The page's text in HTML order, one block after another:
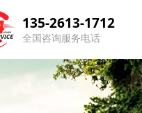
135-2613-1712
全国咨询服务电话